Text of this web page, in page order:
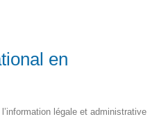
en
légale et administrative